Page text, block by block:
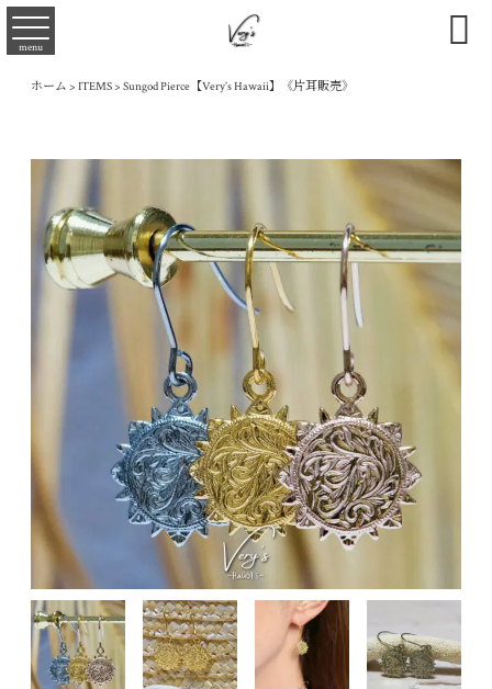
menu 
ホーム > ITEMS> Sungod Pierce【Very’s Hawaii】《片耳販売》